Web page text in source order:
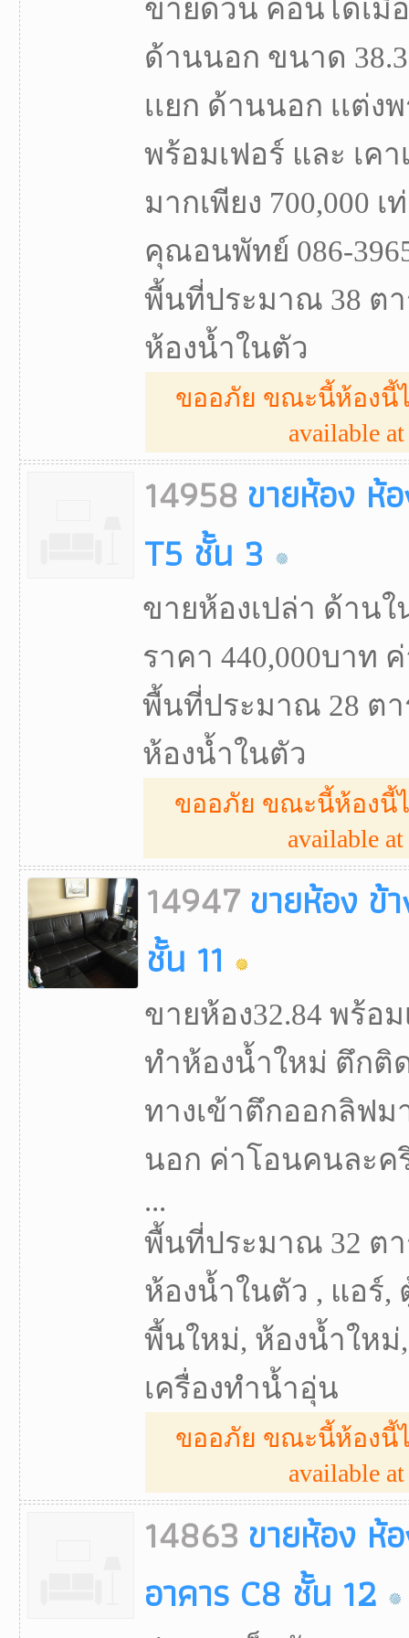
ขายด่วน คอนโดเมื
ด้านนอก ขนาด
เเยก ด้านนอก เเต่ง
พร้อมเฟอร์ และ เค
มากเพียง 700,000
คุณอนพัทย์ 086-
พื้นที่ประมาณ 38 ตา
ห้องน้ำในตัว
ขออภัย ขณะนี้ห้องนี้ไ
available
14958 ขายห้อง ห้
T5 ชั้น 3
ขายห้องเปล่า ด้าน
ราคา 440,000บาท
พื้นที่ประมาณ 28 ตา
ห้องน้ำในตัว
ขออภัย ขณะนี้ห้องนี้ไ
available
14947 ขายห้อง ข้
ชั้น 11
ขายห้อง32.84 พร้อ
ทำห้องน้ำใหม่ ตึกติ
ทางเข้าตึกออกลิฟม
นอก ค่าโอนคนละค
...
พื้นที่ประมาณ 32 ตา
ห้องน้ำในตัว , แอร์,
พื้นใหม่, ห้องน้ำใหม่
เครื่องทำน้ำอุ่น
ขออภัย ขณะนี้ห้องนี้ไ
available
14863 ขายห้อง ห้
อาคาร C8 ชั้น 12